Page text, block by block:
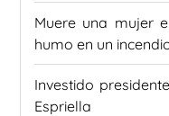
Muere una mujer
humo en un
Investido
Espriella